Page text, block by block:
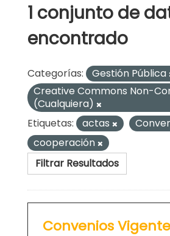
1 conjunto de
encontrado
Categorías: Gestión Pública
Creative Commons Non-
(Cualquiera)
Etiquetas:
actas
cooperación
Filtrar Resultados
Convenios